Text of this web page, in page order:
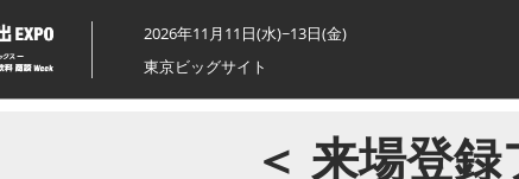
2026年11月11日(水)~13日(金)
東京ビッグサイト
＜ 来場登